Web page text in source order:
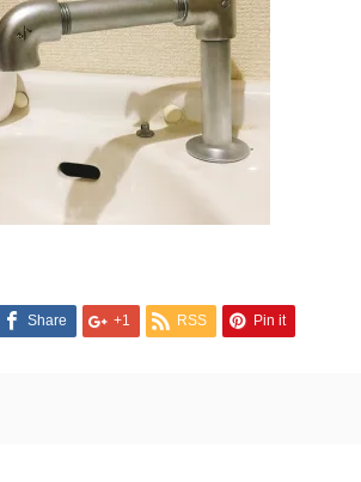
Share +1 RSS Pin it